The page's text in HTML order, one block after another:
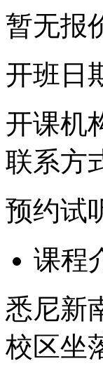
暂无报
开班日
开课机
联系方
预约试
课程
悉尼新
校区坐